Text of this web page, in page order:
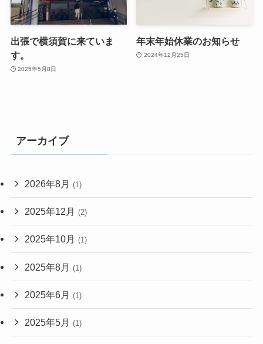
出張で横須賀に来ていま
す。
2025年5月8日
年末年始休業のお知らせ
2024年12月25日
アーカイブ
2026年8月 (1)
2025年12月 (2)
2025年10月 (1)
2025年8月 (1)
2025年6月 (1)
2025年5月 (1)